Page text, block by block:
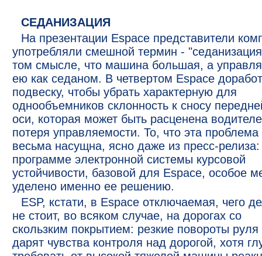
СЕДАНИЗАЦИЯ
На презентации Espace представители
употребляли смешной термин -
том смысле, что машина большая, а
ею как седаном. В четвертом Espace
подвеску, чтобы убрать характерную для
однообъемников склонность к сносу
оси, которая может быть расценена
потеря управляемости. То, что эта проблема
весьма насущна, ясно даже из пресс-
программе электронной системы курсовой
устойчивости, базовой для Espace, особое
уделено именно ее решению.
ESP, кстати, в Espace отключаемая, чего
не стоит, во всяком случае, на дорогах со
скользким покрытием: резкие повороты руля
дарят чувства контроля над дорогой, хотя